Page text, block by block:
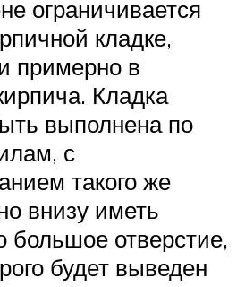
ограничивается
кладке,
примерно в
Кладка
выполнена по
с
такого же
внизу иметь
большое отверстие,
будет выведен